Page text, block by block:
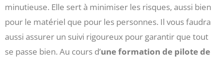
minutieuse. Elle sert à minimiser les risques, aussi bien
pour le matériel que pour les personnes. Il vous faudra
aussi assurer un suivi rigoureux pour garantir que tout
se passe bien. Au cours d’une formation de pilote de